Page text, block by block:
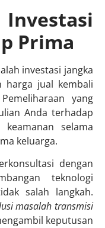
Prima
investasi jangka
harga jual kembali
yang
Anda terhadap
selama
keluarga.
dengan
teknologi
salah langkah.
masalah transmisi
keputusan